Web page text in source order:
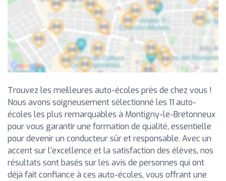
Trouvez les meilleures auto-écoles près de chez vous !
Nous avons soigneusement sélectionné les 11 auto-
écoles les plus remarquables à Montigny-le-Bretonneux
pour vous garantir une formation de qualité, essentielle
pour devenir un conducteur sûr et responsable. Avec un
accent sur l'excellence et la satisfaction des élèves, nos
résultats sont basés sur les avis de personnes qui ont
déjà fait confiance à ces auto-écoles, vous offrant une